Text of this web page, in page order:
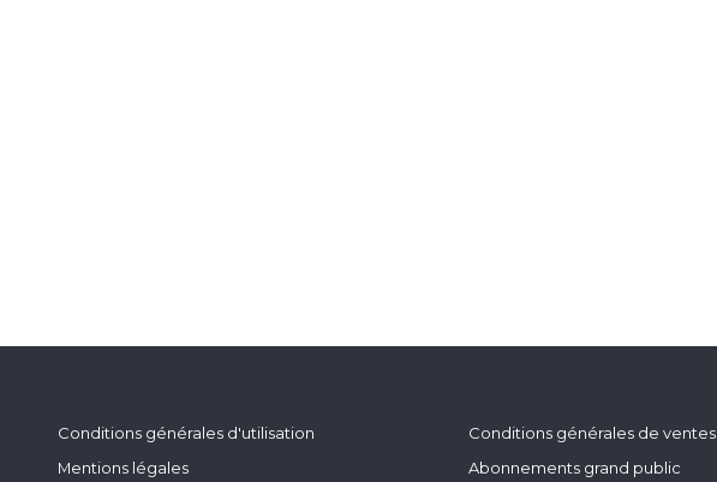
Conditions générales d'utilisation
Mentions légales
Conditions générales de ventes
Abonnements grand public